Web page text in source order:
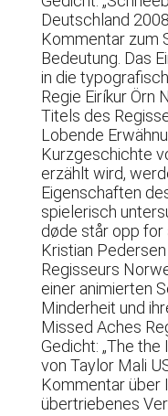
Deutschland
Kommentar zum
Bedeutung. Das
in die
Regie Eiríkur Örn
Titels des
Lobende
Kurzgeschichte
erzählt wird,
Eigenschaften
spielerisch
døde står opp
Kristian
Regisseurs
einer animierten
Minderheit und
Missed Aches
Gedicht: „The
von Taylor Mali
Kommentar über
übertriebenes